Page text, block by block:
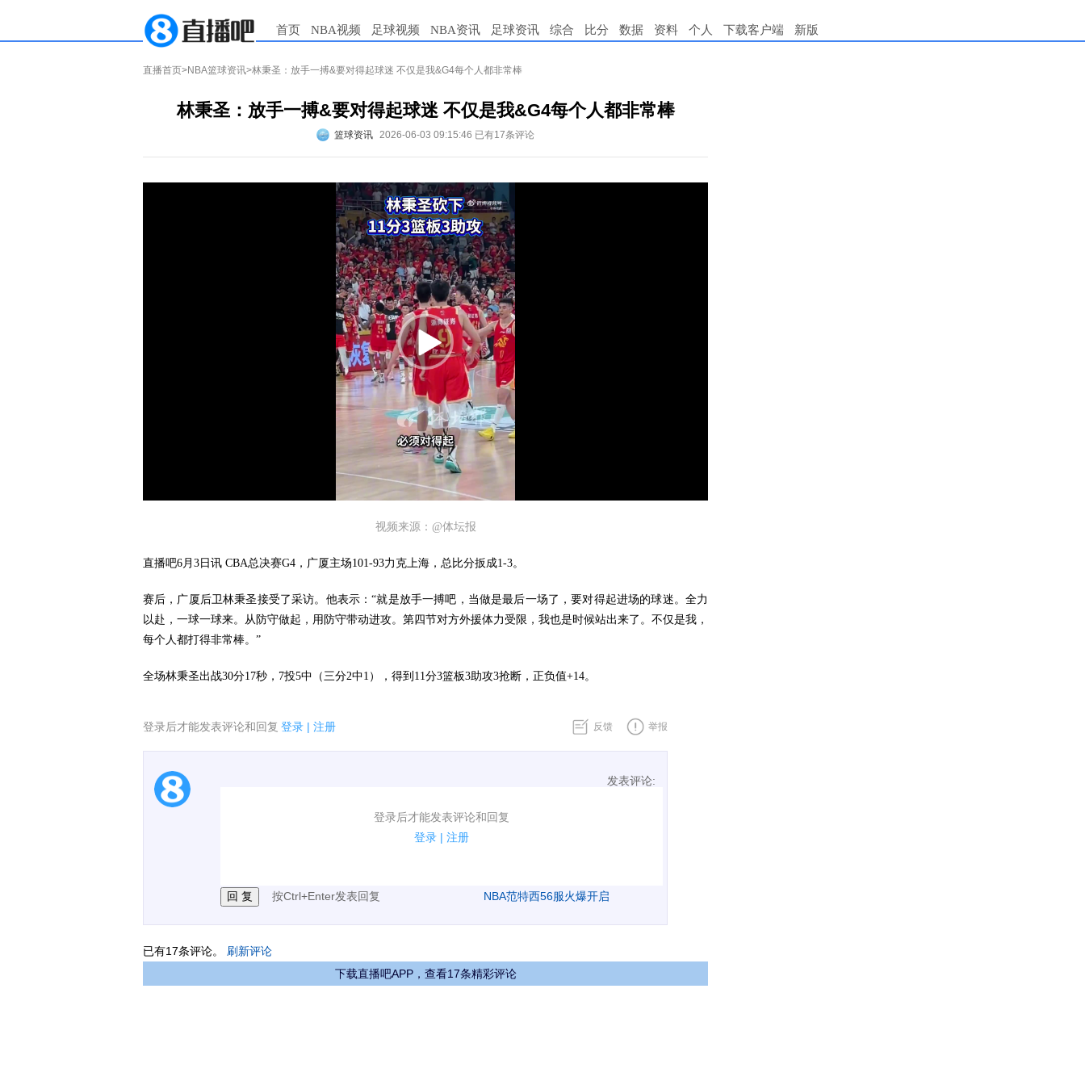
首页 NBA视频 足球视频 NBA资讯 足球资讯 综合 比分 数据 资料 个人 下载客户端 新版
直播首页>NBA篮球资讯>林秉圣：放手一搏&要对得起球迷 不仅是我&G4每个人都非常棒
林秉圣：放手一搏&要对得起球迷 不仅是我&G4每个人都非常棒
篮球资讯 2026-06-03 09:15:46 已有17条评论
视频来源：@体坛报
直播吧6月3日讯 CBA总决赛G4，广厦主场101-93力克上海，总比分扳成1-3。
赛后，广厦后卫林秉圣接受了采访。他表示：“就是放手一搏吧，当做是最后一场了，要对得起进场的球迷。全力
以赴，一球一球来。从防守做起，用防守带动进攻。第四节对方外援体力受限，我也是时候站出来了。不仅是我，
每个人都打得非常棒。”
全场林秉圣出战30分17秒，7投5中（三分2中1），得到11分3篮板3助攻3抢断，正负值+14。
登录后才能发表评论和回复 登录 | 注册 反馈 举报
发表评论:
登录后才能发表评论和回复
登录 | 注册
1.电脑端新用户可以发表评论了！
按Ctrl+Enter发表回复 NBA范特西56服火爆开启
已有17条评论。 刷新评论
下载直播吧APP，查看17条精彩评论